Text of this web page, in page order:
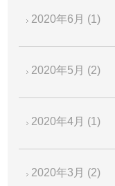
2020年6月 (1)
2020年5月 (2)
2020年4月 (1)
2020年3月 (2)